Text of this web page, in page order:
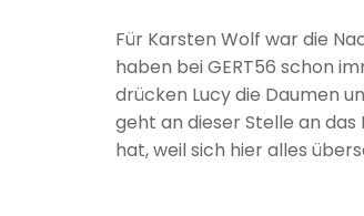
Für Karsten Wolf war die
haben bei GERT56 schon
drücken Lucy die Daumen
geht an dieser Stelle an
hat, weil sich hier alles